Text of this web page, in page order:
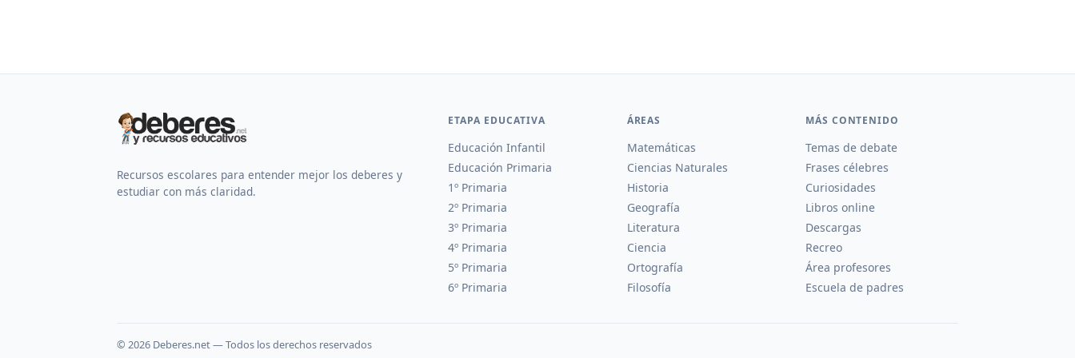
Recursos escolares para entender mejor los deberes y
estudiar con más claridad.
ETAPA EDUCATIVA
Educación Infantil
Educación Primaria
1º Primaria
2º Primaria
3º Primaria
4º Primaria
5º Primaria
6º Primaria
ÁREAS
Matemáticas
Ciencias Naturales
Historia
Geografía
Literatura
Ciencia
Ortografía
Filosofía
MÁS CONTENIDO
Temas de debate
Frases célebres
Curiosidades
Libros online
Descargas
Recreo
Área profesores
Escuela de padres
© 2026 Deberes.net — Todos los derechos reservados